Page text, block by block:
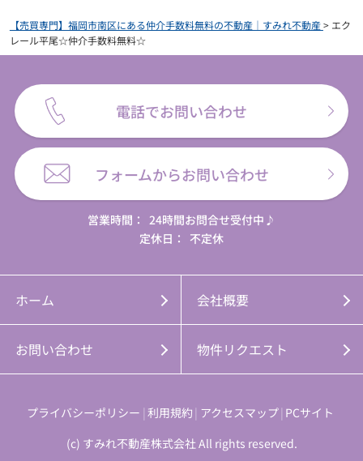
【売買専門】福岡市南区にある仲介手数料無料の不動産｜すみれ不動産> エク
レール平尾☆仲介手数料無料☆
電話でお問い合わせ
フォームからお問い合わせ
営業時間： 24時間お問合せ受付中♪
定休日：
不定休
ホーム 会社概要
お問い合わせ 物件リクエスト
プライバシーポリシー 利用規約 アクセスマップ PCサイト
(c) すみれ不動産株式会社 All rights reserved.